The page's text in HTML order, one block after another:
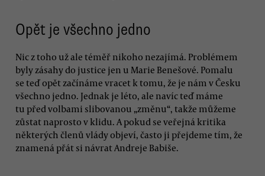
Opět je všechno jedno
Nic z toho už ale téměř nikoho nezajímá. Problémem
byly zásahy do justice jen u Marie Benešové. Pomalu
se teď opět začínáme vracet k tomu, že je nám v Česku
všechno jedno. Jednak je léto, ale navíc teď máme
tu před volbami slibovanou „změnu“, takže můžeme
zůstat naprosto v klidu. A pokud se veřejná kritika
některých členů vlády objeví, často ji přejdeme tím, že
znamená přát si návrat Andreje Babiše.